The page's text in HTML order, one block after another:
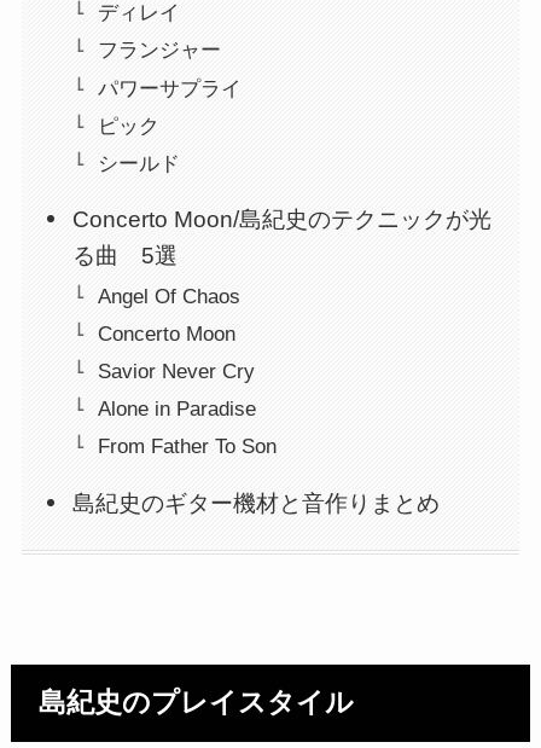
ディレイ
フランジャー
パワーサプライ
ピック
シールド
Concerto Moon/島紀史のテクニックが光
る曲 5選
Angel Of Chaos
Concerto Moon
Savior Never Cry
Alone in Paradise
From Father To Son
島紀史のギター機材と音作りまとめ
島紀史のプレイスタイル